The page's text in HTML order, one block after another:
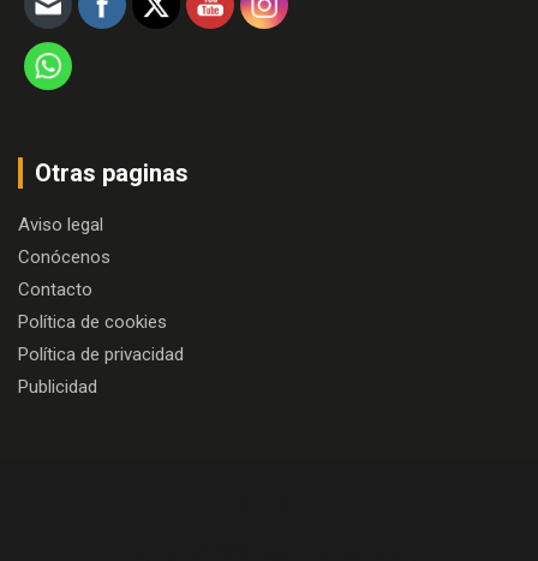
Otras paginas
Aviso legal
Conócenos
Contacto
Política de cookies
Política de privacidad
Publicidad